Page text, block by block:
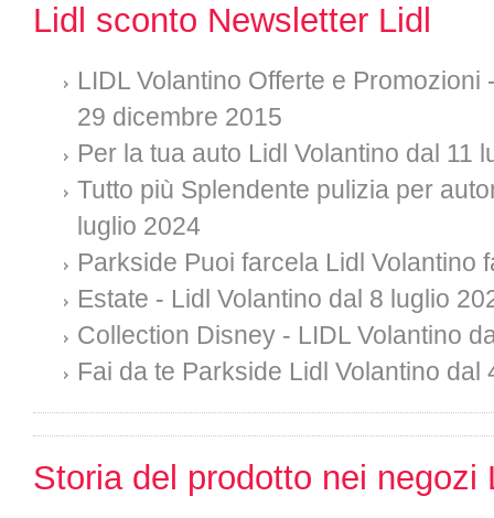
Lidl sconto Newsletter Lidl
LIDL Volantino Offerte e
29 dicembre 2015
Per la tua auto Lidl Volantino dal 11
Tutto più Splendente pulizia per
luglio 2024
Parkside Puoi farcela Lidl Volantino
Estate - Lidl Volantino dal 8 luglio
Collection Disney - LIDL Volantino
Fai da te Parkside Lidl Volantino dal
Storia del prodotto nei negozi